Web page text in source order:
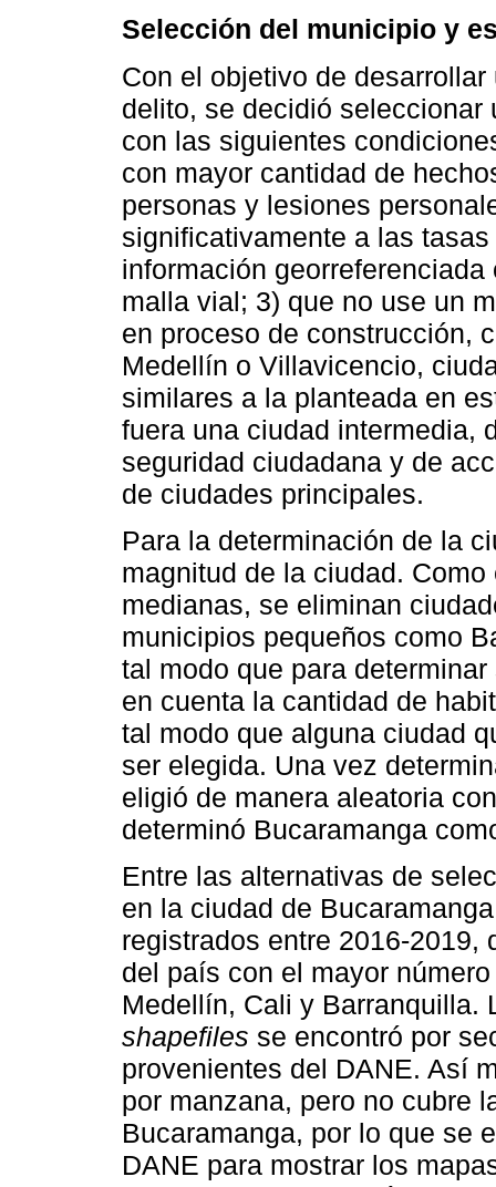
Selección del municipio y
Con el objetivo de
delito, se decidió seleccionar
con las siguientes
con mayor cantidad de
personas y lesiones
significativamente a las
información
malla vial; 3) que no use un
en proceso de construcción,
Medellín o Villavicencio,
similares a la planteada en
fuera una ciudad intermedia,
seguridad ciudadana y de
de ciudades principales.
Para la determinación de la
magnitud de la ciudad.
medianas, se eliminan
municipios pequeños como
tal modo que para
en cuenta la cantidad de
tal modo que alguna ciudad
ser elegida. Una vez
eligió de manera aleatoria
determinó Bucaramanga
Entre las alternativas de
en la ciudad de
registrados entre 2016-2019,
del país con el mayor
Medellín, Cali y Barranquilla.
shapefiles se encontró por
provenientes del DANE. Así
por manzana, pero no cubre
Bucaramanga, por lo que se
DANE para mostrar los